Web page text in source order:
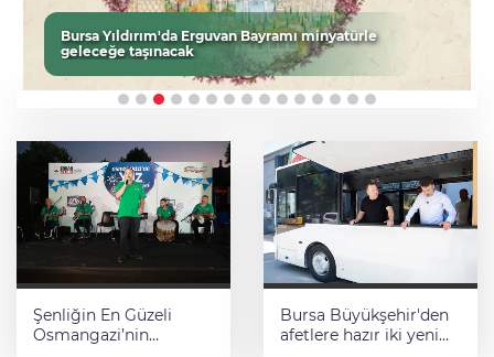
Bursa Yıldırım'da Erguvan Bayramı minyatürle
geleceğe taşınacak
Şenliğin En Güzeli
Osmangazi’nin
Bursa Büyükşehir'den
afetlere hazır iki yeni